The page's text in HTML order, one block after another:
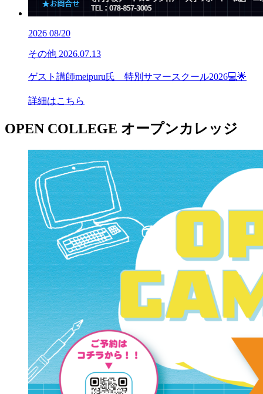
2026 08/20
その他 2026.07.13
ゲスト講師meipuru氏 特別サマースクール2026💻🌟
詳細はこちら
OPEN COLLEGE オープンカレッジ